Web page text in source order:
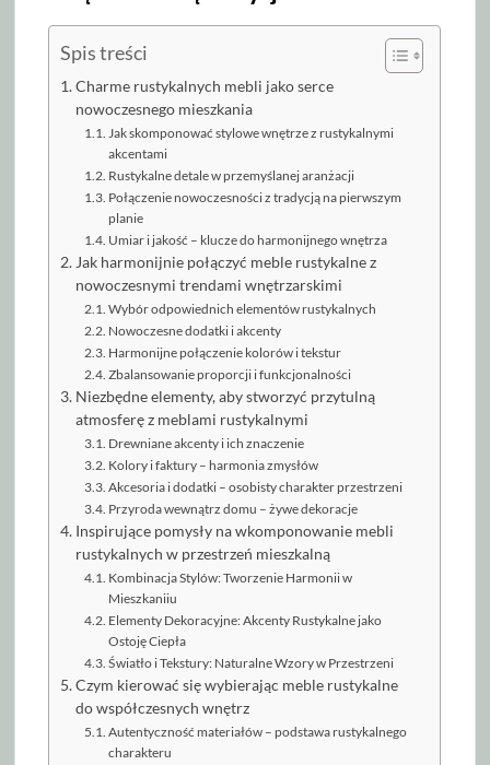
Spis treści
Charme rustykalnych mebli jako serce
nowoczesnego mieszkania
Jak skomponować stylowe wnętrze z rustykalnymi
akcentami
Rustykalne detale w przemyślanej aranżacji
Połączenie nowoczesności z tradycją na pierwszym
planie
Umiar i jakość – klucze do harmonijnego wnętrza
Jak harmonijnie połączyć meble rustykalne z
nowoczesnymi trendami wnętrzarskimi
Wybór odpowiednich elementów rustykalnych
Nowoczesne dodatki i akcenty
Harmonijne połączenie kolorów i tekstur
Zbalansowanie proporcji i funkcjonalności
Niezbędne elementy, aby stworzyć przytulną
atmosferę z meblami rustykalnymi
Drewniane akcenty i ich znaczenie
Kolory i faktury – harmonia zmysłów
Akcesoria i dodatki – osobisty charakter przestrzeni
Przyroda wewnątrz domu – żywe dekoracje
Inspirujące pomysły na wkomponowanie mebli
rustykalnych w przestrzeń mieszkalną
Kombinacja Stylów: Tworzenie Harmonii w
Mieszkaniiu
Elementy Dekoracyjne: Akcenty Rustykalne jako
Ostoję Ciepła
Światło i Tekstury: Naturalne Wzory w Przestrzeni
Czym kierować się wybierając meble rustykalne
do współczesnych wnętrz
Autentyczność materiałów – podstawa rustykalnego
charakteru